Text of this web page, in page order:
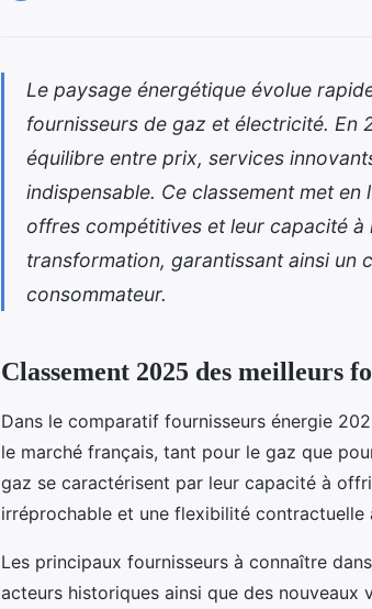
Le paysage énergétique évolue
fournisseurs de gaz et électricité.
équilibre entre prix, services
indispensable. Ce classement met
offres compétitives et leur capacité à
transformation, garantissant ainsi un
consommateur.
Classement 2025 des meilleurs
Dans le comparatif fournisseurs énergie
le marché français, tant pour le gaz que
gaz se caractérisent par leur capacité à
irréprochable et une flexibilité contractuelle
Les principaux fournisseurs à connaître
acteurs historiques ainsi que des nouveaux